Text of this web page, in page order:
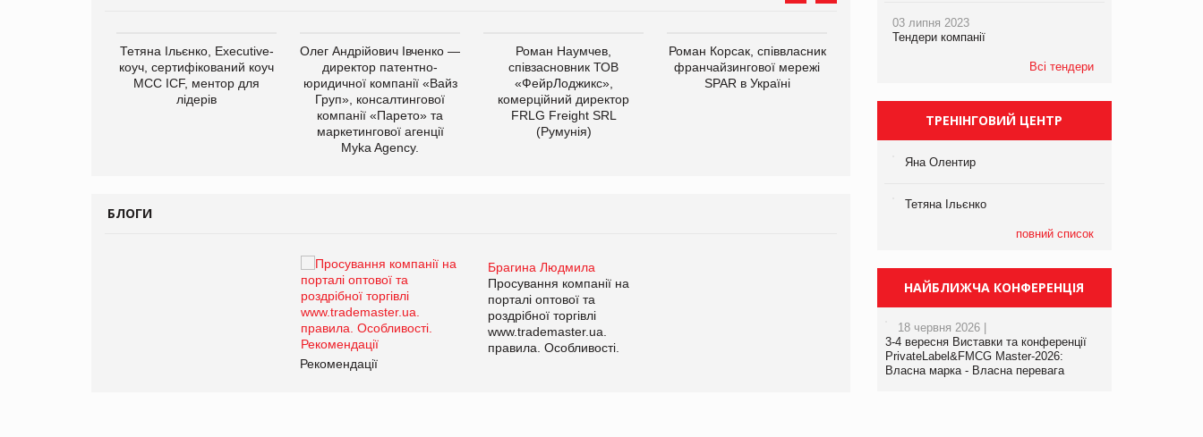
Тетяна Ільєнко, Executive-
коуч, сертифікований коуч
МСС ICF, ментор для
лідерів
Олег Андрійович Івченко —
директор патентно-
юридичної компанії «Вайз
Груп», консалтингової
компанії «Парето» та
маркетингової агенції
Myka Agency.
Роман Наумчев,
співзасновник ТОВ
«ФейрЛоджикс»,
комерційний директор
FRLG Freight SRL
(Румунія)
Роман Корсак, співвласник
франчайзингової мережі
SPAR в Україні
виробництва
компанії «УкраМарин»
БЛОГИ
Брагина Людмила
Просування компанії на
порталі оптової та
роздрібної торгівлі
www.trademaster.ua.
правила. Особливості.
Рекомендації
Брагина Людмила
Просування компанії на
правила. Особливості.
Рекомендації
03 липня 2023
Тендери компанії
Всі тендери
ТРЕНІНГОВИЙ ЦЕНТР
Яна Олентир
Тетяна Ільєнко
повний список
НАЙБЛИЖЧА КОНФЕРЕНЦІЯ
18 червня 2026 |
3-4 вересня Виставки та конференції
PrivateLabel&FMCG Master-2026:
Власна марка - Власна перевага